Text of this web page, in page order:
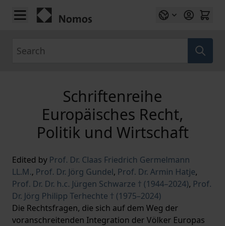
Skip to Content
Schriftenreihe
Europäisches Recht,
Politik und Wirtschaft
Edited by Prof. Dr. Claas Friedrich Germelmann
LL.M., Prof. Dr. Jörg Gundel, Prof. Dr. Armin Hatje,
Prof. Dr. Dr. h.c. Jürgen Schwarze † (1944–2024), Prof.
Dr. Jörg Philipp Terhechte † (1975–2024)
Die Rechtsfragen, die sich auf dem Weg der
voranschreitenden Integration der Völker Europas